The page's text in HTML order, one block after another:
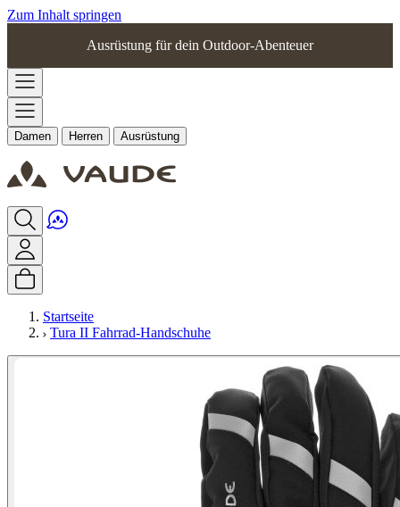
Zum Inhalt springen
Ausrüstung für dein Outdoor-Abenteuer
Damen Herren Ausrüstung
Startseite
Tura II Fahrrad-Handschuhe